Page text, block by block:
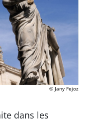
© Jany Fejoz
dans les